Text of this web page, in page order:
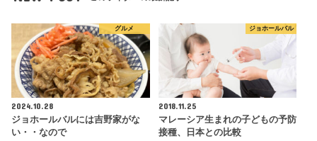
2018.11.22
無料バーガーも
マレーシア限
定アプリの紹介とインストールす
る方法
2018.11.21
通常の半額でビールが購入可能＠
フォレスト・シティの免税店